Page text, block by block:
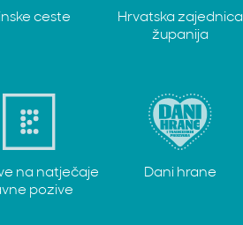
ceste
Hrvatska zajednica
županija
na natječaje
pozive
Dani hrane